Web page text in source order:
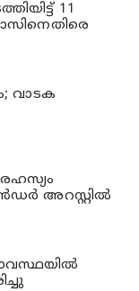
11
വാടക
രഹസ്യം
അറസ്റ്റിൽ